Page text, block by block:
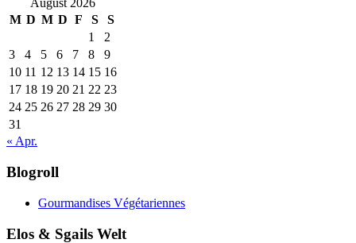
August 2026
M D M D F S
S
1
2
3
4 5 6 7 8
9
10 11 12 13 14 15 16
17 18 19 20 21 22 23
24 25 26 27 28 29 30
31
« Apr.
Blogroll
Gourmandises Végétariennes
Elos & Sgails Welt